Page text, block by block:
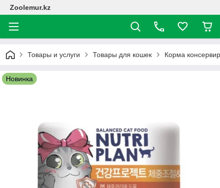
Zoolemur.kz
Товары и услуги Товары для кошек Корма
Новинка